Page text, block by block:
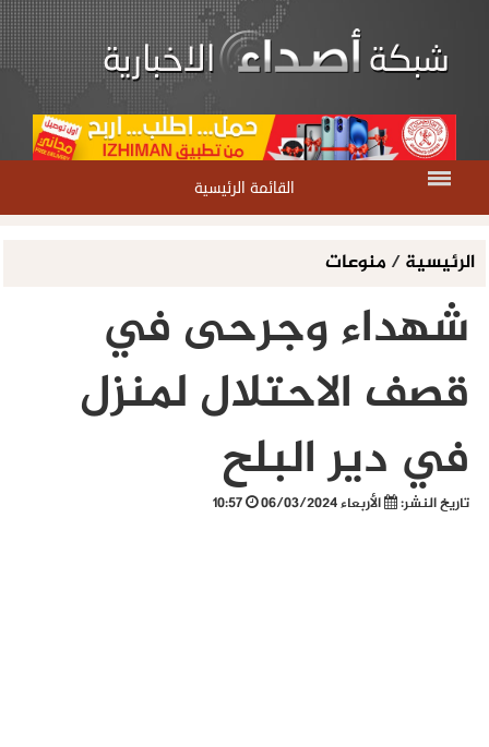
القائمة الرئيسية
الرئيسية/ منوعات
شهداء وجرحى في
قصف الاحتلال لمنزل
في دير البلح
تاريخ النشر: الأربعاء 06/03/2024